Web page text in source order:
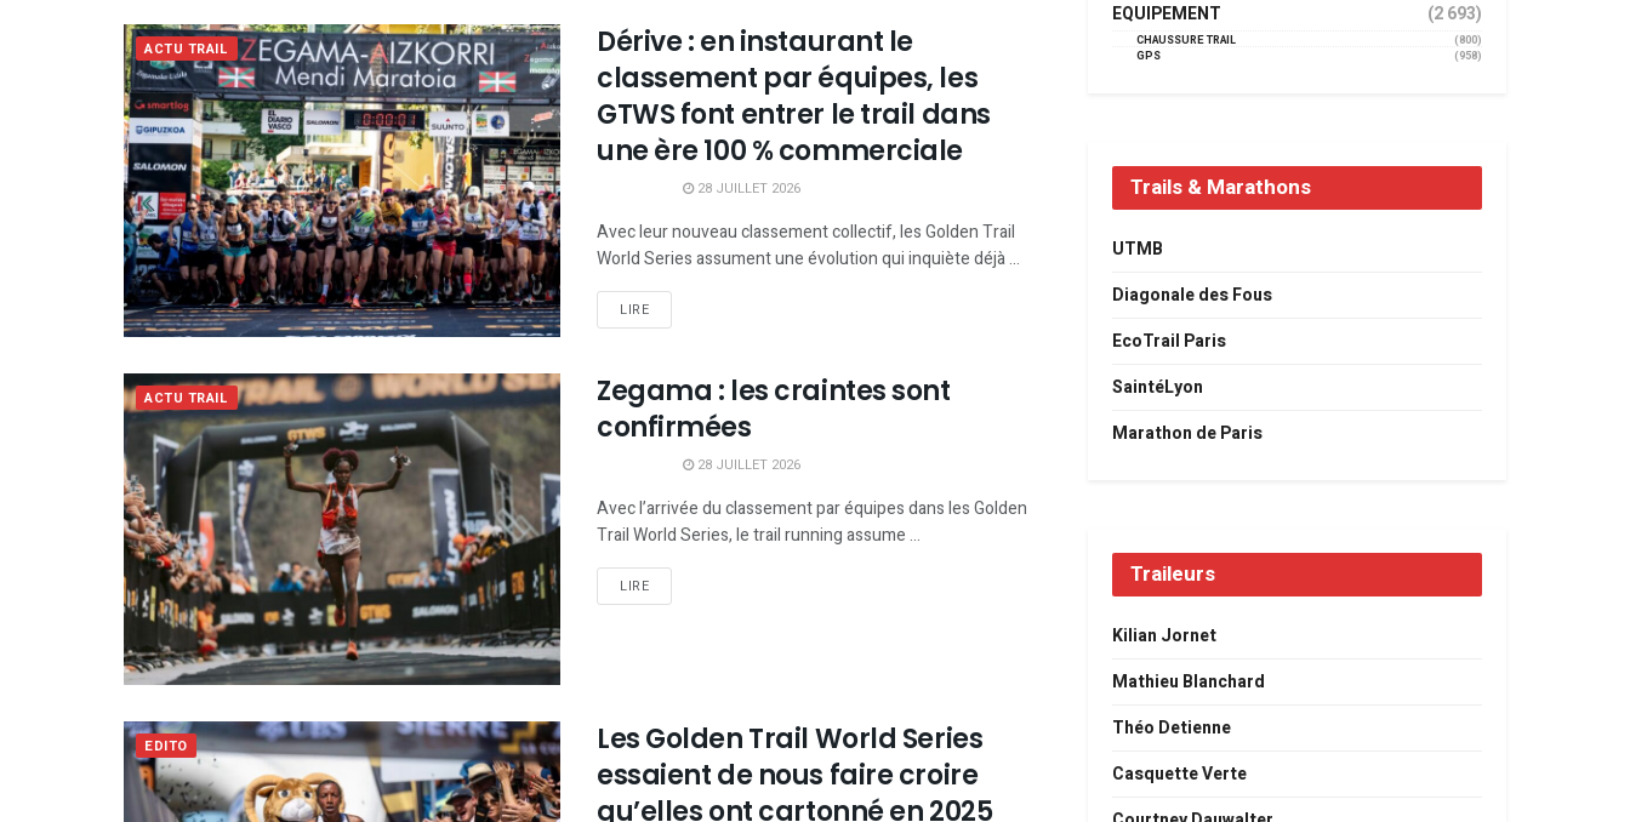
ACTU TRAIL
Dérive : en instaurant le
classement par équipes, les
GTWS font entrer le trail dans
une ère 100 % commerciale
28 JUILLET 2026
Avec leur nouveau classement collectif, les Golden Trail
World Series assument une évolution qui inquiète déjà ...
LIRE
ACTU TRAIL
Zegama : les craintes sont
confirmées
28 JUILLET 2026
Avec l’arrivée du classement par équipes dans les Golden
Trail World Series, le trail running assume ...
LIRE
EDITO
Les Golden Trail World Series
essaient de nous faire croire
qu’elles ont cartonné en 2025
EQUIPEMENT (2 693)
CHAUSSURE TRAIL
(800)
GPS
(958)
Trails & Marathons
UTMB
Diagonale des Fous
EcoTrail Paris
SaintéLyon
Marathon de Paris
Traileurs
Kilian Jornet
Mathieu Blanchard
Théo Detienne
Casquette Verte